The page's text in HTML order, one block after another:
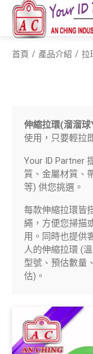
首頁 產品介紹 拉
伸縮拉環(溜溜
使用，只要輕拉
Your ID Partner
質、金屬材質、
等) 供您挑選。
每款伸縮拉環皆
繩，方便您掃描
用。同時也提供
人的伸縮拉環 (
型號、預估數量
估)。
產品介紹
生物基質塑膠識
識別證套
識別證夾
拉環
織帶
五金鈎
手工具
OEM/ODM